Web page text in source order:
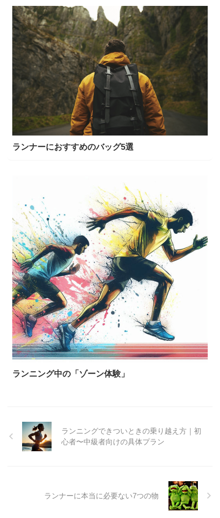
ランナーにおすすめのバッグ5選
ランニング中の「ゾーン体験」
ランニングできついときの乗り越え方｜初
心者〜中級者向けの具体プラン
ランナーに本当に必要ない7つの物